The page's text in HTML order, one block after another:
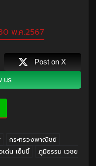
พ.ค.2567
Post on X
us
กระทรวงพาณิชย์
เด่น เย็นนี้
ภูมิธรรม เวชย